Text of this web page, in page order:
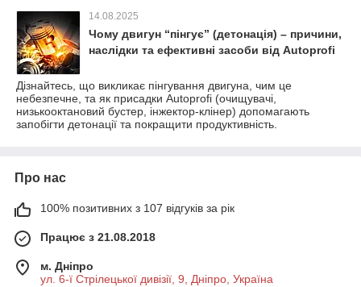
14.08.2025
Чому двигун “пінгує” (детонація) – причини,
наслідки та ефективні засоби від Autoprofi
Дізнайтесь, що викликає пінгування двигуна, чим це
небезпечне, та як присадки Autoprofi (очищувачі,
низькооктановий бустер, інжектор-клінер) допомагають
запобігти детонації та покращити продуктивність.
Про нас
100% позитивних з 107 відгуків за рік
Працює з 21.08.2018
м. Дніпро
ул. 6-ї Стрілецької дивізії, 9, Дніпро, Україна